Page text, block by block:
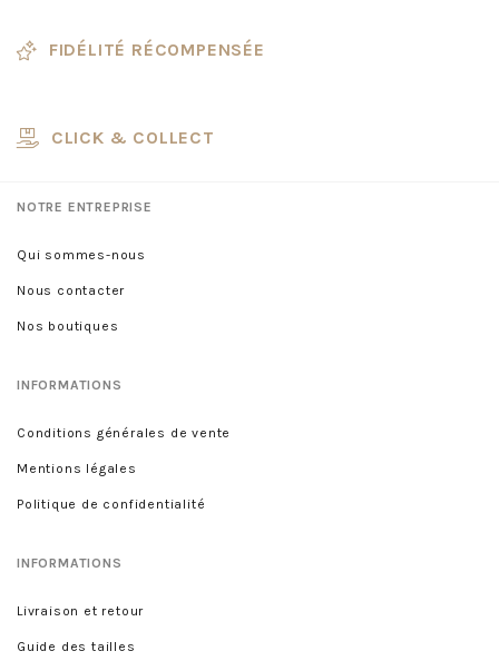
FIDÉLITÉ RÉCOMPENSÉE
CLICK & COLLECT
NOTRE ENTREPRISE
Qui sommes-nous
Nous contacter
Nos boutiques
INFORMATIONS
Conditions générales de vente
Mentions légales
Politique de confidentialité
INFORMATIONS
Livraison et retour
Guide des tailles